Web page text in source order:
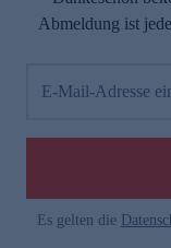
Abmeldung ist
E-Mail-Adresse
Es gelten die